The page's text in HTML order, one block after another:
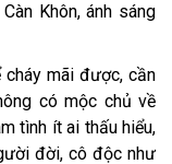
Khôn, ánh sáng
cháy mãi được, cần
có mộc chủ về
tình ít ai thấu hiểu,
đời, cô độc như